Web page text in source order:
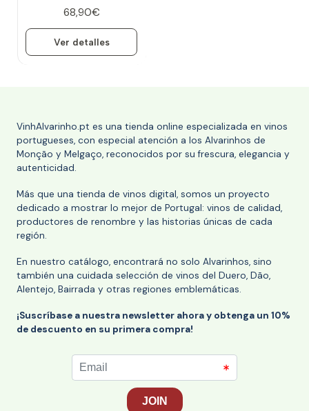
68,90€
Ver detalles
VinhAlvarinho.pt es una tienda online especializada en vinos
portugueses, con especial atención a los Alvarinhos de
Monção y Melgaço, reconocidos por su frescura, elegancia y
autenticidad.
Más que una tienda de vinos digital, somos un proyecto
dedicado a mostrar lo mejor de Portugal: vinos de calidad,
productores de renombre y las historias únicas de cada
región.
En nuestro catálogo, encontrará no solo Alvarinhos, sino
también una cuidada selección de vinos del Duero, Dão,
Alentejo, Bairrada y otras regiones emblemáticas.
¡Suscríbase a nuestra newsletter ahora y obtenga un 10%
de descuento en su primera compra!